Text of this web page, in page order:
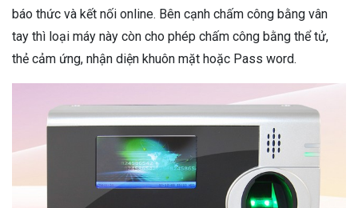
báo thức và kết nối online. Bên cạnh chấm công bằng vân
tay thì loại máy này còn cho phép chấm công bằng thể tử,
thẻ cảm ứng, nhận diện khuôn mặt hoặc Pass word.